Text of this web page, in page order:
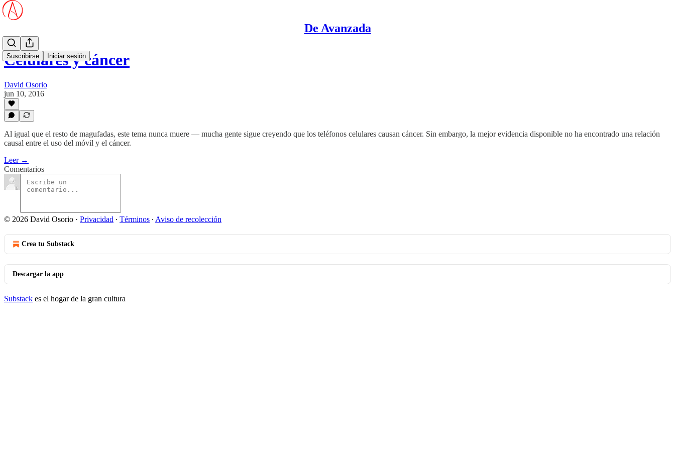
De Avanzada
Suscribirse Iniciar sesión
Celulares y cáncer
David Osorio
jun 10, 2016
Al igual que el resto de magufadas, este tema nunca muere — mucha gente sigue creyendo que los teléfonos celulares causan cáncer. Sin embargo, la mejor evidencia disponible no ha encontrado una relación
causal entre el uso del móvil y el cáncer.
Leer →
Comentarios
© 2026 David Osorio · Privacidad ∙ Términos ∙ Aviso de recolección
Crea tu Substack
Descargar la app
Substack es el hogar de la gran cultura